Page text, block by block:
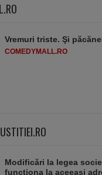
Vremuri triste. Şi
COMEDYMALL.RO
Modificări la legea
funcţiona la aceeaşi